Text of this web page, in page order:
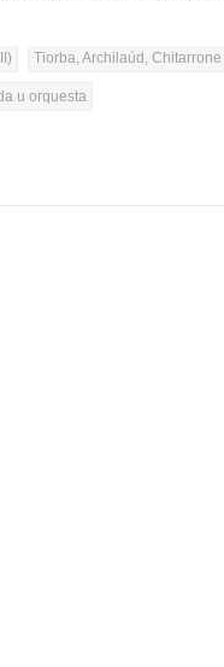
Tiorba, Archilaúd, Chitarrone
u orquesta